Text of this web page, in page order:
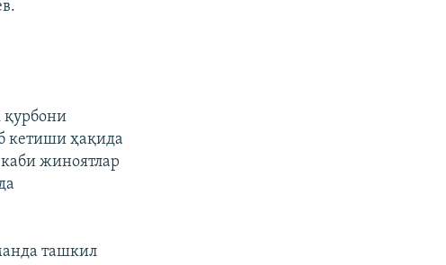
қурбони
кетиши ҳақида
жиноятлар
ташкил